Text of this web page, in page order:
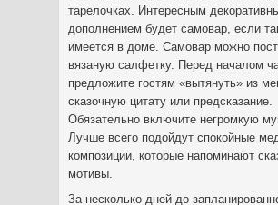
тарелочках. Интересным
дополнением будет самовар, если
имеется в доме. Самовар можно
вязаную салфетку. Перед началом
предложите гостям «вытянуть» из
сказочную цитату или предсказание.
Обязательно включите негромкую
Лучше всего подойдут спокойные
композиции, которые напоминают
мотивы.
За несколько дней до